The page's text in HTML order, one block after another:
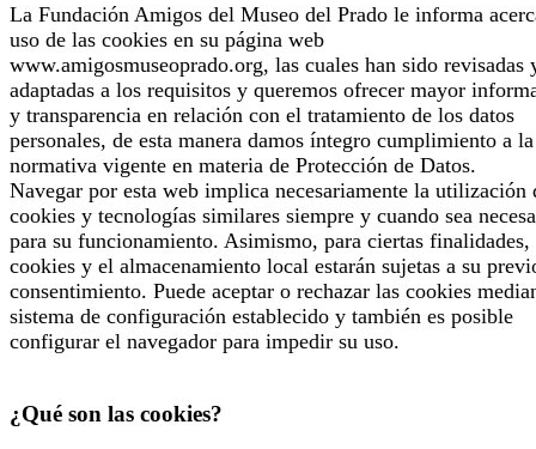
La Fundación Amigos del Museo del Prado le informa
uso de las cookies en su página web
www.amigosmuseoprado.org, las cuales han sido revisadas
adaptadas a los requisitos y queremos ofrecer mayor
y transparencia en relación con el tratamiento de los datos
personales, de esta manera damos íntegro cumplimiento a la
normativa vigente en materia de Protección de Datos.
Navegar por esta web implica necesariamente la utilización
cookies y tecnologías similares siempre y cuando sea
para su funcionamiento. Asimismo, para ciertas finalidades,
cookies y el almacenamiento local estarán sujetas a su
consentimiento. Puede aceptar o rechazar las cookies
sistema de configuración establecido y también es posible
configurar el navegador para impedir su uso.
¿Qué son las cookies?